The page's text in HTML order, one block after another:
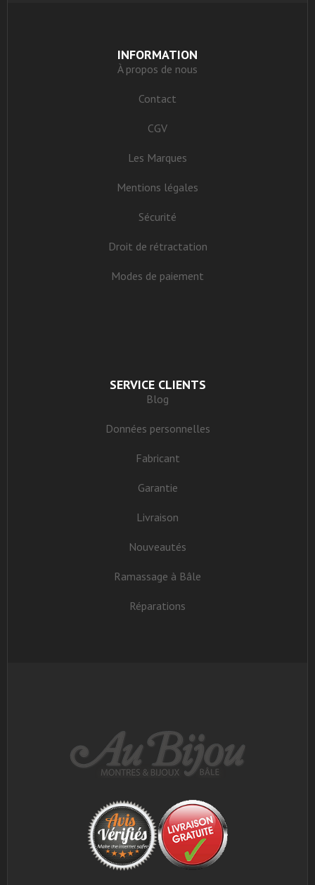
INFORMATION
À propos de nous
Contact
CGV
Les Marques
Mentions légales
Sécurité
Droit de rétractation
Modes de paiement
SERVICE CLIENTS
Blog
Données personnelles
Fabricant
Garantie
Livraison
Nouveautés
Ramassage à Bâle
Réparations